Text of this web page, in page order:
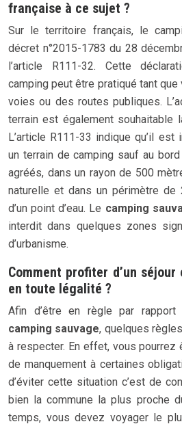
française à ce sujet ?
Sur le territoire français, le
décret n°2015-1783 du 28
l’article R111-32. Cette
camping peut être pratiqué tant
voies ou des routes publiques.
terrain est également souhaitable
L’article R111-33 indique qu’il est
un terrain de camping sauf au
agréés, dans un rayon de 500
naturelle et dans un périmètre
d’un point d’eau. Le camping
interdit dans quelques zones
d’urbanisme.
Comment profiter d’un
en toute légalité ?
Afin d’être en règle par
camping sauvage, quelques
à respecter. En effet, vous pourrez
de manquement à certaines
d’éviter cette situation c’est de
bien la commune la plus proche
temps, vous devez voyager le